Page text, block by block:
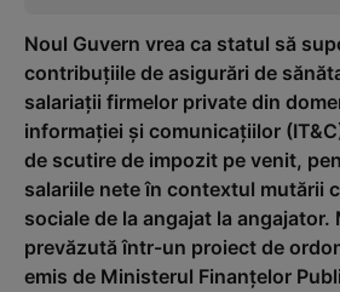
Noul Guvern vrea ca statul să
contribuțiile de asigurări de
salariații firmelor private din
informației și comunicațiilor
de scutire de impozit pe venit,
salariile nete în contextul mutării
sociale de la angajat la angajator.
prevăzută într-un proiect de
emis de Ministerul Finanțelor